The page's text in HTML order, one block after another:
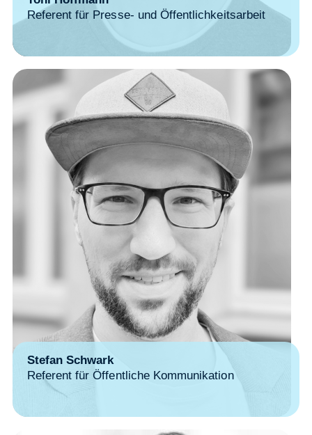
Referent für Presse- und Öffentlichkeitsarbeit
Stefan Schwark
Referent für Öffentliche Kommunikation